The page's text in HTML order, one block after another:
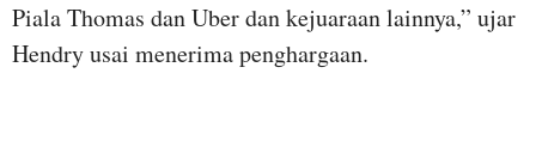
Piala Thomas dan Uber dan kejuaraan lainnya,” ujar
Hendry usai menerima penghargaan.